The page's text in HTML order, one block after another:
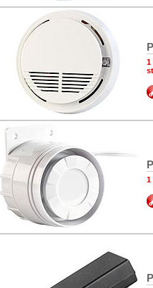
1
1